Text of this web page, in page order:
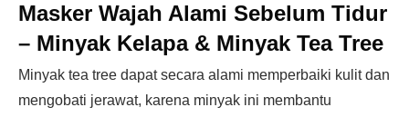
Masker Wajah Alami Sebelum Tidur
– Minyak Kelapa & Minyak Tea Tree
Minyak tea tree dapat secara alami memperbaiki kulit dan
mengobati jerawat, karena minyak ini membantu